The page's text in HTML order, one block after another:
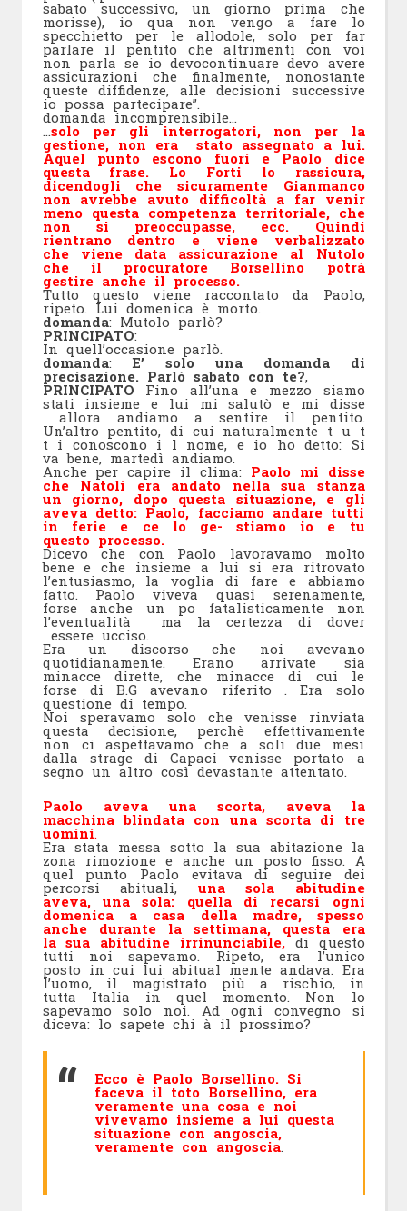
sabato successivo, un giorno prima che
morisse), io qua non vengo a fare lo
specchietto per le allodole, solo per far
parlare il pentito che altrimenti con voi
non parla se io devocontinuare devo avere
assicurazioni che finalmente, nonostante
queste diffidenze, alle decisioni successive
io possa partecipare”.
domanda incomprensibile…
…solo per gli interrogatori, non per la
gestione, non era stato assegnato a lui.
Aquel punto escono fuori e Paolo dice
questa frase. Lo Forti lo rassicura,
dicendogli che sicuramente Gianmanco
non avrebbe avuto difficoltà a far venir
meno questa competenza territoriale, che
non si preoccupasse, ecc. Quindi
rientrano dentro e viene verbalizzato
che viene data assicurazione al Nutolo
che il procuratore Borsellino potrà
gestire anche il processo.
Tutto questo viene raccontato da Paolo,
ripeto. Lui domenica è morto.
domanda: Mutolo parlò?
PRINCIPATO:
In quell’occasione parlò.
domanda:E’ solo una domanda di
precisazione. Parlò sabato con te?,
PRINCIPATO Fino all’una e mezzo siamo
stati insieme e lui mi salutò e mi disse
allora andiamo a sentire il pentito.
Un’altro pentito, di cui naturalmente t u t
t i conoscono i l nome, e io ho detto: Si
va bene, martedì andiamo.
Anche per capire il clima: Paolo mi disse
che Natoli era andato nella sua stanza
un giorno, dopo questa situazione, e gli
aveva detto: Paolo, facciamo andare tutti
in ferie e ce lo ge- stiamo io e tu
questo processo.
Dicevo che con Paolo lavoravamo molto
bene e che insieme a lui si era ritrovato
l’entusiasmo, la voglia di fare e abbiamo
fatto. Paolo viveva quasi serenamente,
forse anche un po fatalisticamente non
l’eventualità ma la certezza di dover
essere ucciso.
Era un discorso che noi avevano
quotidianamente. Erano arrivate sia
minacce dirette, che minacce di cui le
forse di B.G avevano riferito . Era solo
questione di tempo.
Noi speravamo solo che venisse rinviata
questa decisione, perchè effettivamente
non ci aspettavamo che a soli due mesi
dalla strage di Capaci venisse portato a
segno un altro così devastante attentato.
Paolo aveva
una scorta, aveva la
macchina blindata con una scorta di tre
uomini.
Era stata messa sotto la sua abitazione la
zona rimozione e anche un posto fisso. A
quel punto Paolo evitava di seguire dei
percorsi abituali, una sola abitudine
aveva, una sola: quella di recarsi ogni
domenica a casa della madre, spesso
anche durante la settimana, questa era
la sua abitudine irrinunciabile,di questo
tutti noi sapevamo. Ripeto, era l’unico
posto in cui lui abitual mente andava. Era
l’uomo, il magistrato più a rischio, in
tutta Italia in quel momento. Non lo
sapevamo solo noi. Ad ogni convegno si
diceva: lo sapete chi à il prossimo?
Ecco è Paolo Borsellino. Si
faceva il toto Borsellino, era
veramente una cosa e noi
vivevamo insieme a lui questa
situazione con angoscia,
veramente con angoscia